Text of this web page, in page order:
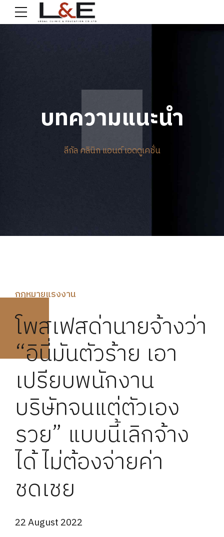
บทความแนะนำ
ลีกัล คลินิก แอนด์ เอดดูเคชั่น
กฏหมายแรงงาน
โพสเฟสด่านายจ้างว่า
“อินี่มันตัวร้าย เอา
เปรียบพนักงาน
บริษัทจนแต่ตัวเอง
รวย” แบบนี้เลิกจ้าง
ได้ ไม่ต้องจ่ายค่า
ชดเชย
22 August 2022